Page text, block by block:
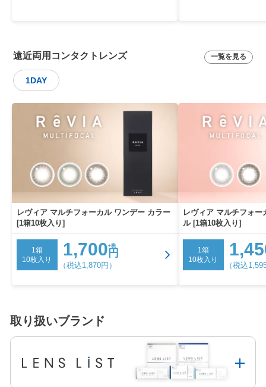
遠近両用コンタクトレンズ 一覧を見る
1DAY
レヴィア マルチフォーカル ワンデー カラー
[1箱10枚入り]
1箱
10枚入り
1,700円
+税
（税込1,870円）
レヴィア マルチフォ
ル [1箱10枚入り]
1箱
10枚入り
（税込
取り扱いブランド